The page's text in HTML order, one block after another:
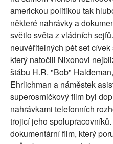
americkou politikou tak
některé nahrávky a
světlo světa z vládních
neuvěřitelných pět set
který natočili Nixonovi
štábu H.R. "Bob"
Ehrlichman a náměstek
superosmičkový film byl
nahrávkami telefonních
trojicí jeho
dokumentární film, který